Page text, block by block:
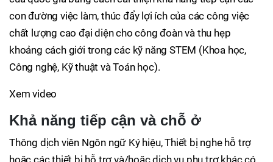
con đường việc làm, thúc đẩy lợi ích của các công việc
chất lượng cao đại diện cho công đoàn và thu hẹp
khoảng cách giới trong các kỹ năng STEM (Khoa học,
Công nghệ, Kỹ thuật và Toán học).
Xem video
Khả năng tiếp cận và chỗ ở
Thông dịch viên Ngôn ngữ Ký hiệu, Thiết bị nghe hỗ trợ
hoặc các thiết bị hỗ trợ và/hoặc dịch vụ phụ trợ khác có